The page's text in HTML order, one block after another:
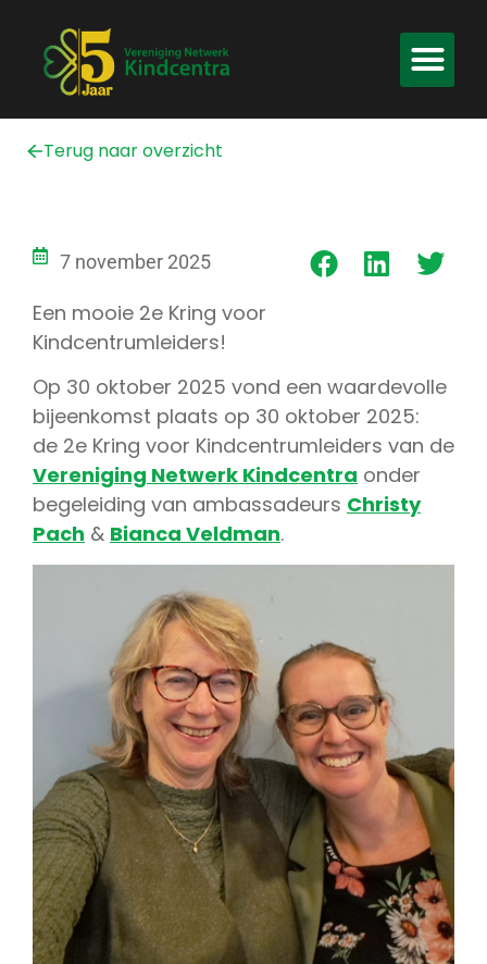
Terug naar overzicht
7 november 2025
Een mooie 2e Kring voor
Kindcentrumleiders!
Op 30 oktober 2025 vond een waardevolle
bijeenkomst plaats op 30 oktober 2025:
de 2e Kring voor Kindcentrumleiders van de
Vereniging Netwerk Kindcentra onder
begeleiding van ambassadeurs Christy
Pach & Bianca Veldman.